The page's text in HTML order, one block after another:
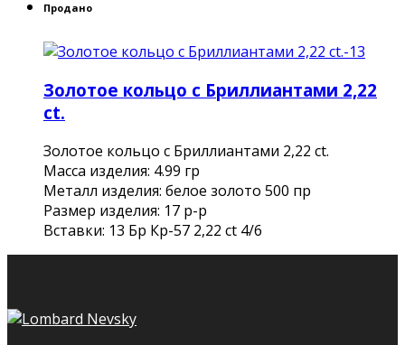
Продано
Золотое кольцо с Бриллиантами 2,22
ct.
Золотое кольцо с Бриллиантами 2,22 ct.
Масса изделия: 4.99 гр
Металл изделия: белое золото 500 пр
Размер изделия: 17 р-р
Вставки: 13 Бр Кр-57 2,22 ct 4/6